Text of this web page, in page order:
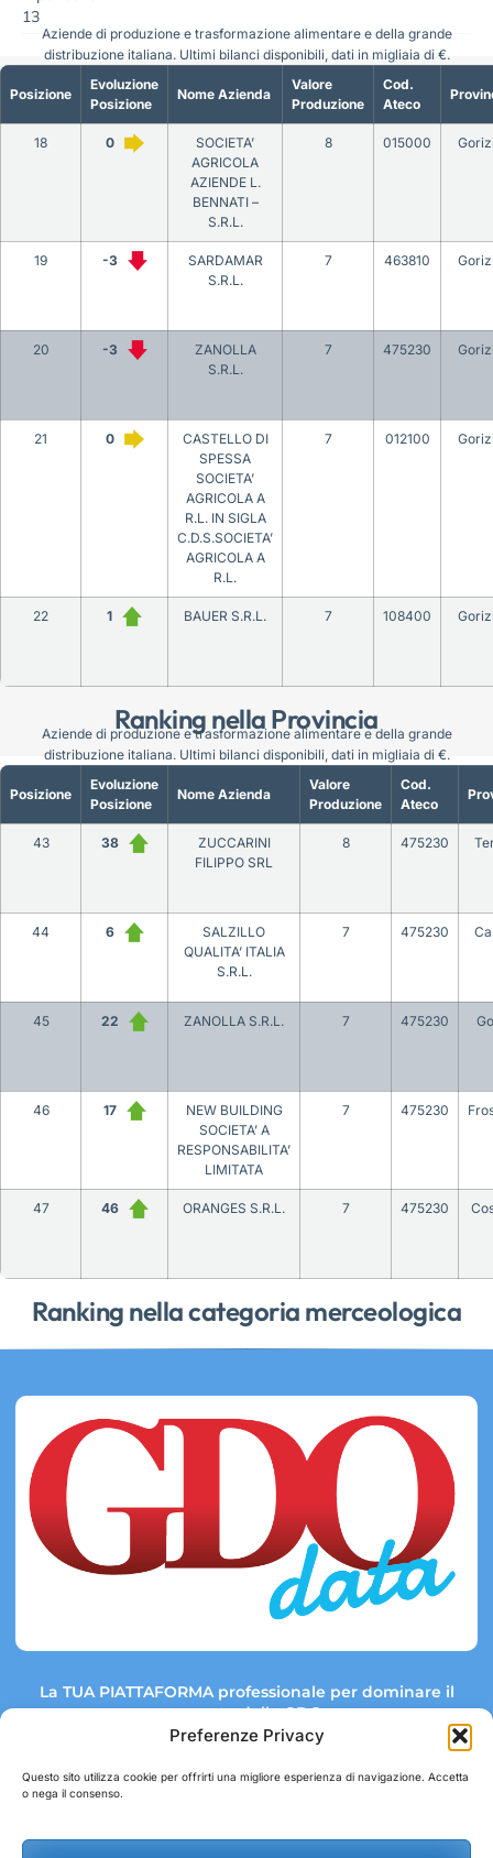
Preferenze Privacy
Questo sito utilizza cookie per offrirti una migliore esperienza di navigazione. Accetta
o nega il consenso.
13
Ranking nella Provincia
Posizione
Evoluzione
Posizione
Nome Azienda
Valore
Produzione
Cod.
Ateco
18 0
SOCIETA’
AGRICOLA
AZIENDE L.
BENNATI –
S.R.L.
8 015000
19 -3
SARDAMAR
S.R.L.
7 463810
20 -3
ZANOLLA
S.R.L.
7 475230
21 0
CASTELLO DI
SPESSA
SOCIETA’
AGRICOLA A
R.L. IN SIGLA
C.D.S.SOCIETA’
AGRICOLA A
R.L.
7 012100
22 1 BAUER S.R.L. 7 108400
Aziende di produzione e trasformazione alimentare e della grande
distribuzione italiana. Ultimi bilanci disponibili, dati in migliaia di €.
Ranking nella categoria merceologica
Posizione
Evoluzione
Posizione
Nome Azienda
Valore
Produzione
Cod.
Ateco
43 38
ZUCCARINI
FILIPPO SRL
8 475230
44 6
SALZILLO
QUALITA’ ITALIA
S.R.L.
7 475230
45 22 ZANOLLA S.R.L. 7 475230
46 17
NEW BUILDING
SOCIETA’ A
RESPONSABILITA’
LIMITATA
7 475230
47 46 ORANGES S.R.L. 7 475230
Aziende di produzione e trasformazione alimentare e della grande
distribuzione italiana. Ultimi bilanci disponibili, dati in migliaia di €.
La TUA PIATTAFORMA professionale per dominare il
mercato della GDO.
Link rapidi: